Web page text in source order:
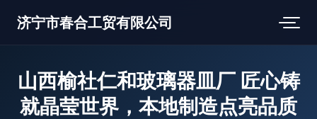
济宁市春合工贸有限公司
山西榆社仁和玻璃器皿厂 匠心铸
就晶莹世界，本地制造点亮品质